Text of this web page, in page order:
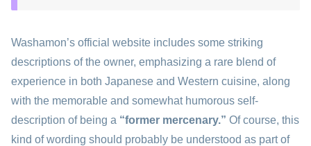
Washamon’s official website includes some striking
descriptions of the owner, emphasizing a rare blend of
experience in both Japanese and Western cuisine, along
with the memorable and somewhat humorous self-
description of being a “former mercenary.” Of course, this
kind of wording should probably be understood as part of